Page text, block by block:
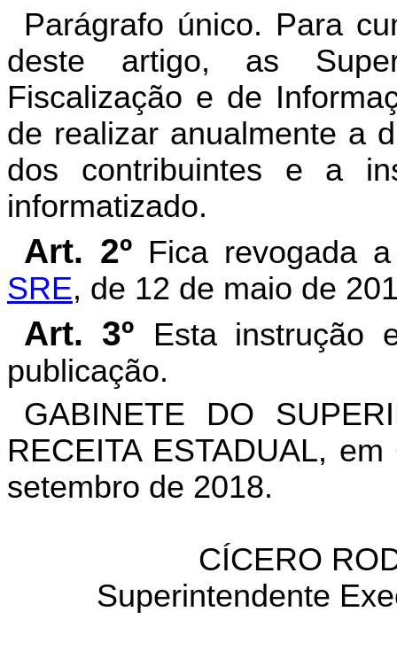
Parágrafo único. Para
deste artigo, as
Fiscalização e de
de realizar anualmente a
dos contribuintes e a
informatizado.
Art. 2º Fica revogada
SRE, de 12 de maio de
Art. 3º
Esta instrução
publicação.
GABINETE DO
RECEITA ESTADUAL,
setembro de 2018.
CÍCERO
Superintendente